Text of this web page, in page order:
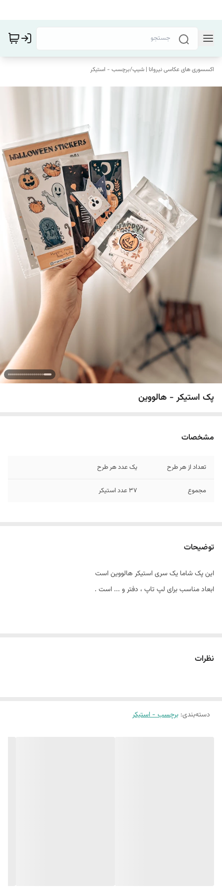
اکسسوری های عکاسی نیروانا | شیپ/برچسب - استیکر
پک استیکر - هالووین
مشخصات
تعداد از هر طرح یک عدد هر طرح
مجموع 37 عدد استیکر
توضیحات
این پک شاما یک سری استیکر هالووین است
ابعاد مناسب برای لپ تاپ ، دفتر و ... است .
نظرات
دسته‌بندی: برچسب - استیکر